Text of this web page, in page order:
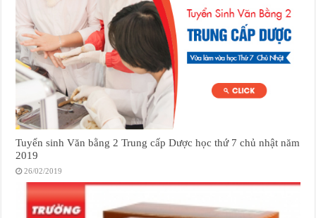
Tuyển sinh Văn bằng 2 Trung cấp Dược học thứ 7 chủ nhật năm
2019
26/02/2019